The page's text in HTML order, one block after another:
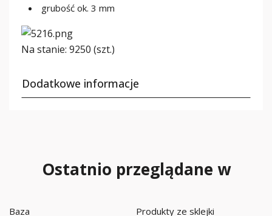
grubość ok. 3 mm
Na stanie: 9250 (szt.)
Dodatkowe informacje
Ostatnio przeglądane w
Baza Produkty ze sklejki